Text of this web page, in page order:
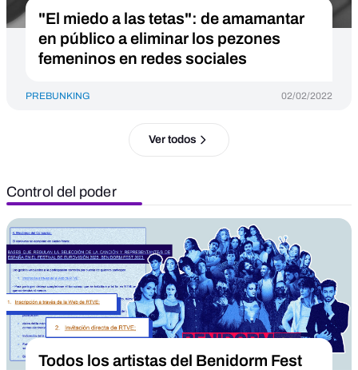
"El miedo a las tetas": de amamantar
en público a eliminar los pezones
femeninos en redes sociales
PREBUNKING 02/02/2022
Ver todos
Control del poder
Todos los artistas del Benidorm Fest